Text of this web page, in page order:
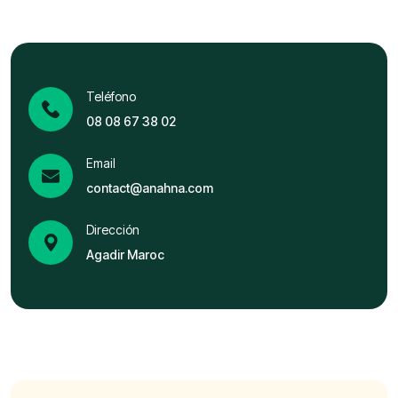
Teléfono
08 08 67 38 02
Email
contact@anahna.com
Dirección
Agadir Maroc